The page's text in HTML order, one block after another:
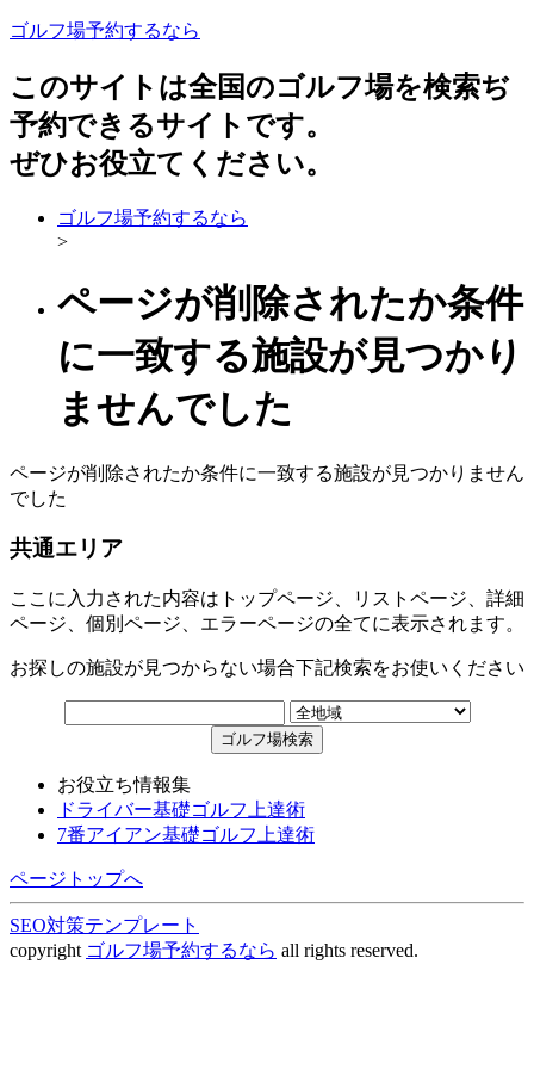
ゴルフ場予約するなら
このサイトは全国のゴルフ場を検索ぢ
予約できるサイトです。
ぜひお役立てください。
ゴルフ場予約するなら
>
ページが削除されたか条件
に一致する施設が見つかり
ませんでした
ページが削除されたか条件に一致する施設が見つかりません
でした
共通エリア
ここに入力された内容はトップページ、リストページ、詳細
ページ、個別ページ、エラーページの全てに表示されます。
お探しの施設が見つからない場合下記検索をお使いください
お役立ち情報集
ドライバー基礎ゴルフ上達術
7番アイアン基礎ゴルフ上達術
ページトップへ
SEO対策テンプレート
copyright ゴルフ場予約するなら all rights reserved.